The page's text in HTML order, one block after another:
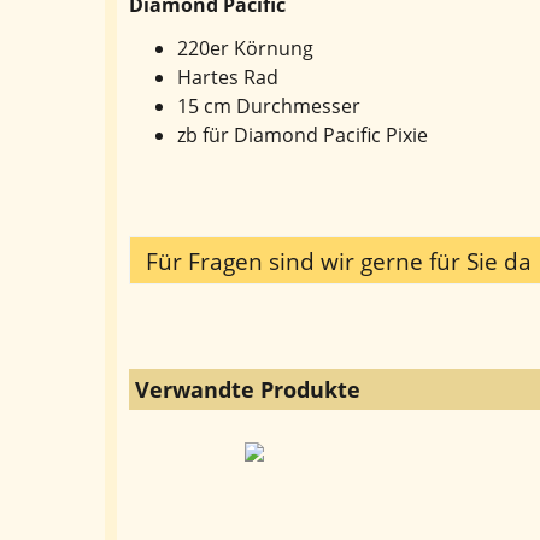
220er Körnung
Hartes Rad
15 cm Durchmesser
zb für Diamond Pacific Pixie
Für Fragen sind wir gerne für Sie da
Verwandte Produkte